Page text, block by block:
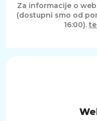
Za informacije o
(dostupni smo od
16:00).